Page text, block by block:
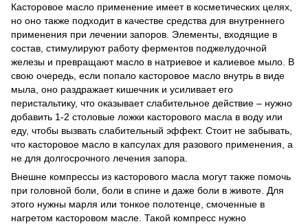
Касторовое масло применение имеет в косметических целях,
но оно также подходит в качестве средства для внутреннего
применения при лечении запоров. Элементы, входящие в
состав, стимулируют работу ферментов поджелудочной
железы и превращают масло в натриевое и калиевое мыло. В
свою очередь, если попало касторовое масло внутрь в виде
мыла, оно раздражает кишечник и усиливает его
перистальтику, что оказывает слабительное действие – нужно
добавить 1-2 столовые ложки касторового масла в воду или
еду, чтобы вызвать слабительный эффект. Стоит не забывать,
что касторовое масло в капсулах для разового применения, а
не для долгосрочного лечения запора.
Внешне компрессы из касторового масла могут также помочь
при головной боли, боли в спине и даже боли в животе. Для
этого нужны марля или тонкое полотенце, смоченные в
нагретом касторовом масле. Такой компресс нужно